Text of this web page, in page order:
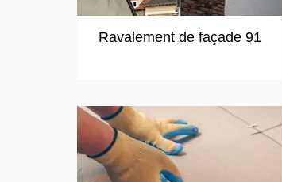
Ravalement de façade 91